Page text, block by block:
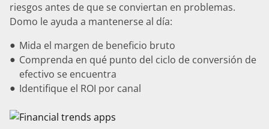
riesgos antes de que se conviertan en problemas.
Domo le ayuda a mantenerse al día:
Mida el margen de beneficio bruto
Comprenda en qué punto del ciclo de conversión de
efectivo se encuentra
Identifique el ROI por canal